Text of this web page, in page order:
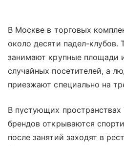
В Москве в торговых
около десяти падел-клубов.
занимают крупные площади
случайных посетителей, а
приезжают специально на
В пустующих
брендов открываются
после занятий заходят в